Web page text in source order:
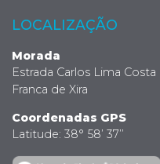
LOCALIZAÇÃO
Morada
Estrada Carlos Lima
Franca de Xira
Coordenadas GPS
Latitude: 38° 58’ 37’’